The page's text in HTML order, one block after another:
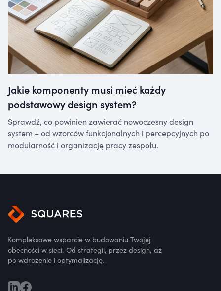
Jakie komponenty musi mieć każdy
podstawowy design system?
Sprawdź, co powinien zawierać nowoczesny design
system – od wzorców funkcjonalnych i percepcyjnych po
modularność i organizację pracy zespołu.
Kompleksowe wsparcie w budowaniu Twojej
obecności w sieci. Od strategii, przez design, aż
po wdrożenie i optymalizację.